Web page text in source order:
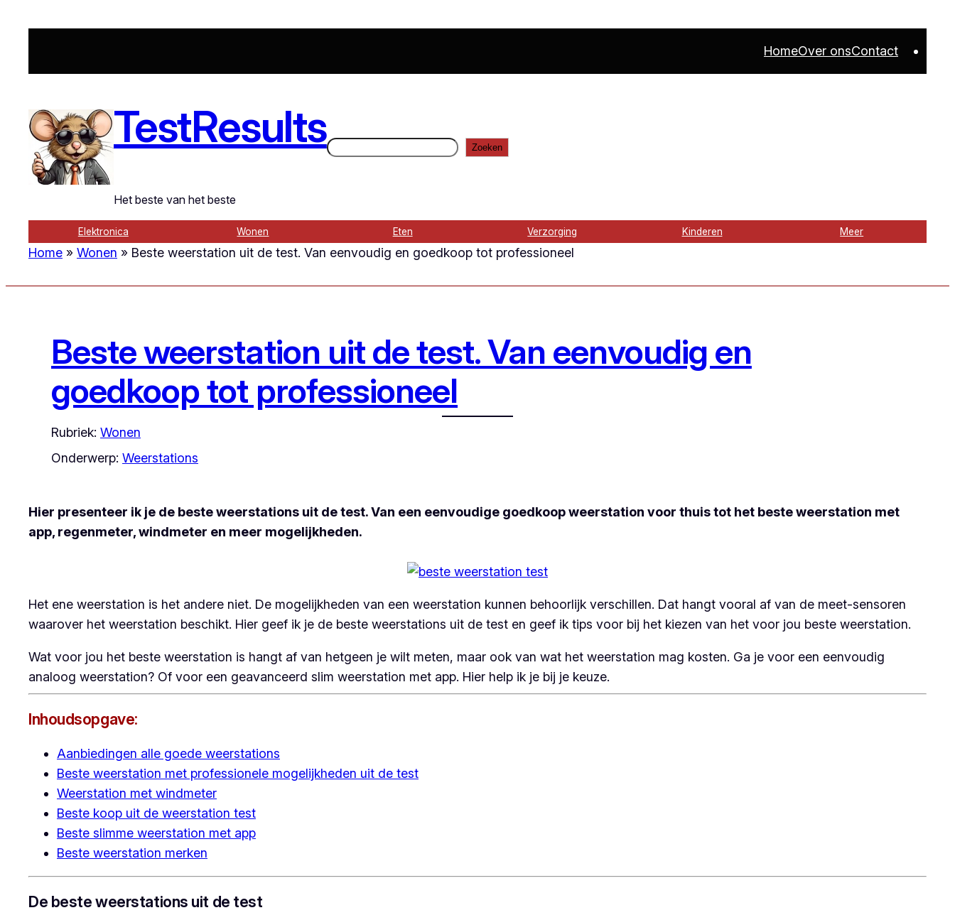
inhoud
HomeOver onsContact
TestResults
Het beste van het beste
Zoeken Zoeken
Elektronica Wonen Eten Verzorging Kinderen Meer
Home » Wonen » Beste weerstation uit de test. Van eenvoudig en goedkoop tot professioneel
Beste weerstation uit de test. Van eenvoudig en
goedkoop tot professioneel
Rubriek: Wonen
Onderwerp: Weerstations
Hier presenteer ik je de beste weerstations uit de test. Van een eenvoudige goedkoop weerstation voor thuis tot het beste weerstation met
app, regenmeter, windmeter en meer mogelijkheden.
Het ene weerstation is het andere niet. De mogelijkheden van een weerstation kunnen behoorlijk verschillen. Dat hangt vooral af van de meet-sensoren
waarover het weerstation beschikt. Hier geef ik je de beste weerstations uit de test en geef ik tips voor bij het kiezen van het voor jou beste weerstation.
Wat voor jou het beste weerstation is hangt af van hetgeen je wilt meten, maar ook van wat het weerstation mag kosten. Ga je voor een eenvoudig
analoog weerstation? Of voor een geavanceerd slim weerstation met app. Hier help ik je bij je keuze.
Inhoudsopgave:
Aanbiedingen alle goede weerstations
Beste weerstation met professionele mogelijkheden uit de test
Weerstation met windmeter
Beste koop uit de weerstation test
Beste slimme weerstation met app
Beste weerstation merken
De beste weerstations uit de test